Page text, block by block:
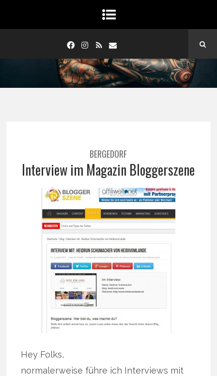
BERGEDORF
Interview im Magazin Bloggerszene
Hey Folks,
normalerweise führe ich Interviews mit